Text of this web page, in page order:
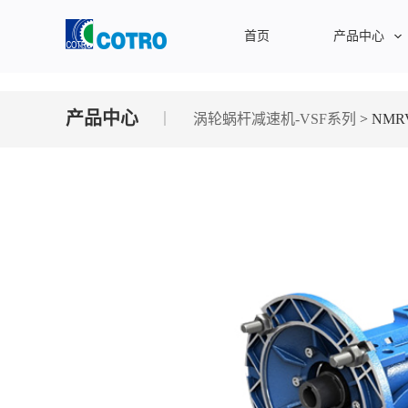
首页 产品中心
产品中心 涡轮蜗杆减速机-VSF系列 >